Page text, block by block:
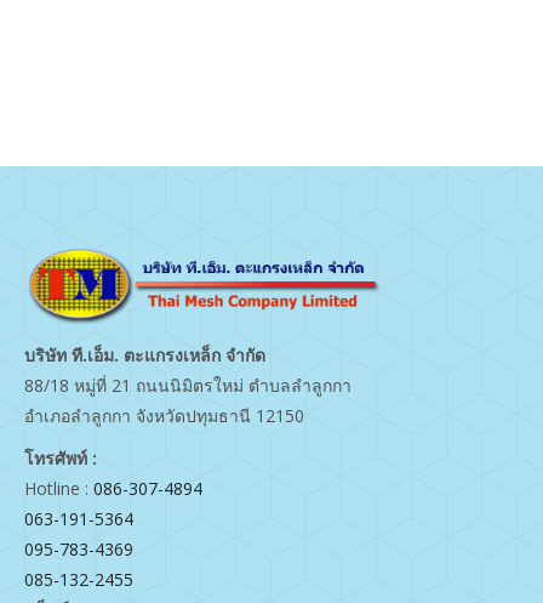
บริษัท ที.เอ็ม. ตะแกรงเหล็ก จำกัด
88/18 หมู่ที่ 21 ถนนนิมิตรใหม่ ตำบลลำลูกกา
อำเภอลำลูกกา จังหวัดปทุมธานี 12150
โทรศัพท์ :
Hotline : 086-307-4894
063-191-5364
095-783-4369
085-132-2455